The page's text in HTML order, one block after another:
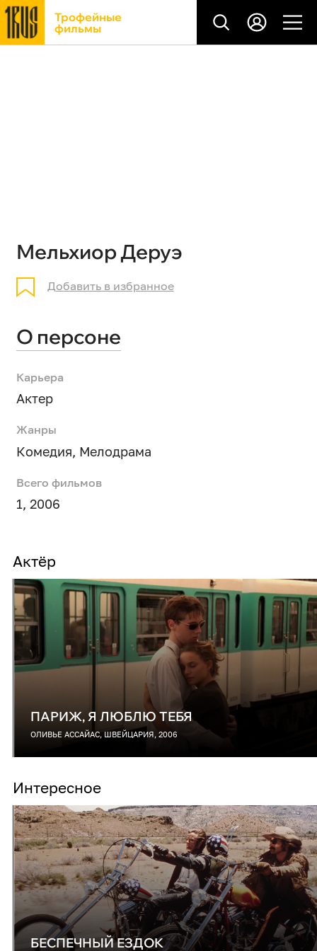
Трофейные
фильмы
Мельхиор Деруэ
Добавить в избранное
О персоне
Карьера
Актер
Жанры
Комедия, Мелодрама
Всего фильмов
1, 2006
Актёр
ПАРИЖ, Я ЛЮБЛЮ ТЕБЯ
ОЛИВЬЕ АССАЙАС, ШВЕЙЦАРИЯ, 2006
Интересное
БЕСПЕЧНЫЙ ЕЗДОК